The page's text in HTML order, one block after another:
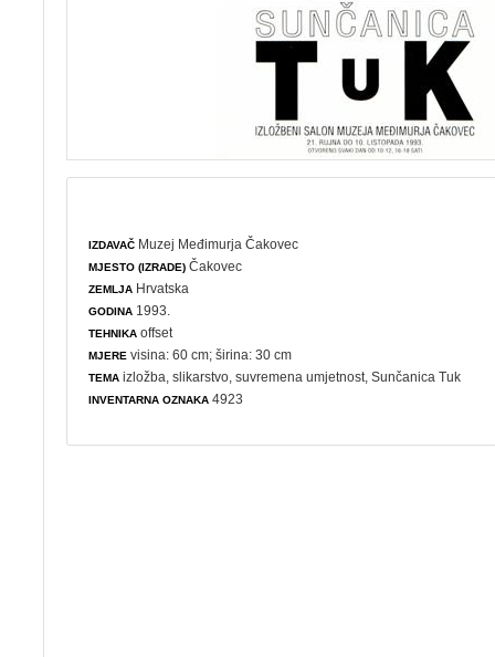
IZDAVAČ Muzej Međimurja Čakovec
MJESTO (IZRADE) Čakovec
ZEMLJA Hrvatska
GODINA 1993.
TEHNIKA offset
MJERE visina: 60 cm; širina: 30 cm
TEMA izložba ,slikarstvo ,suvremena umjetnost , Sunčanica Tuk
INVENTARNA OZNAKA 4923